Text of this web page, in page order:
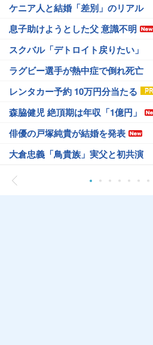
ケニア人と結婚「差別」のリアル
息子助けようとした父 意識不明
スクバル「デトロイト戻りたい」
ラグビー選手が熱中症で倒れ死亡
レンタカー予約 10万円分当たる
森脇健児 絶頂期は年収「1億円」
俳優の戸塚純貴が結婚を発表
大倉忠義「鳥貴族」実父と初共演